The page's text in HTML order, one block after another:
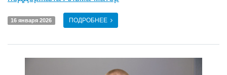
16 января 2026 ПОДРОБНЕЕ